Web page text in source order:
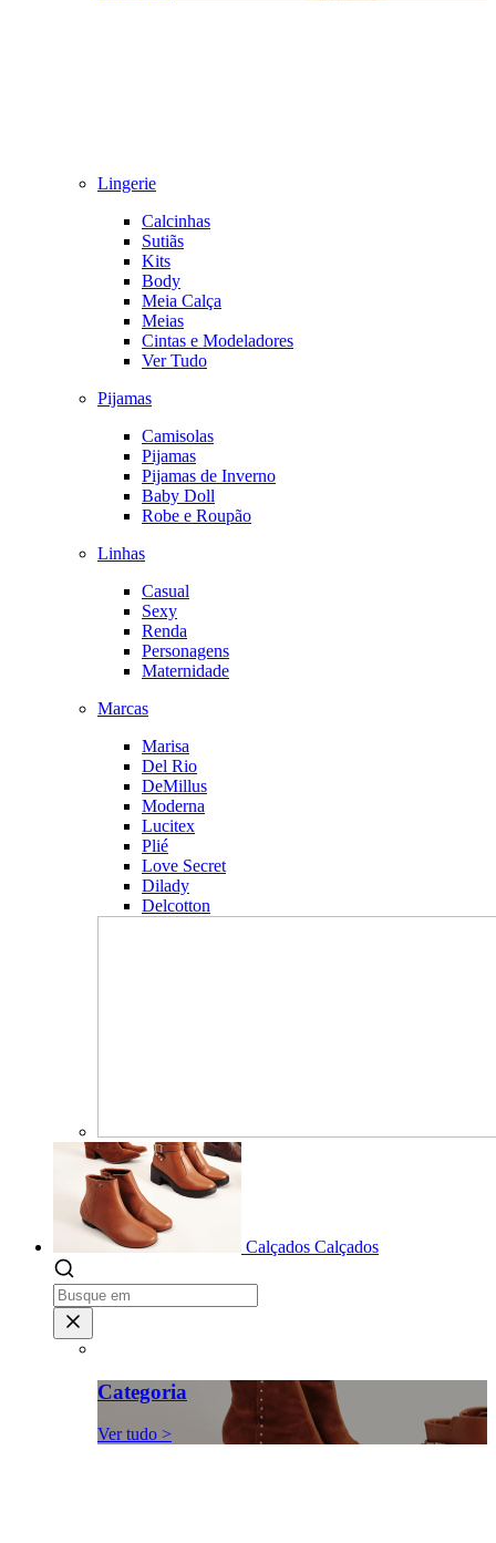
Lingerie
Calcinhas
Sutiãs
Kits
Body
Meia Calça
Meias
Cintas e Modeladores
Ver Tudo
Pijamas
Camisolas
Pijamas
Pijamas de Inverno
Baby Doll
Robe e Roupão
Linhas
Casual
Sexy
Renda
Personagens
Maternidade
Marcas
Marisa
Del Rio
DeMillus
Moderna
Lucitex
Plié
Love Secret
Dilady
Delcotton
Calçados Calçados
Categoria
Ver tudo >